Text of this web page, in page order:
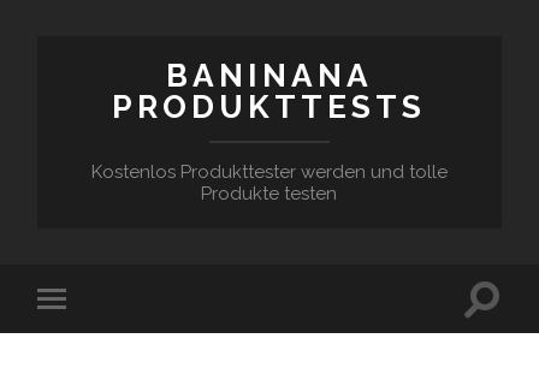
BANINANA
PRODUKTTESTS
Kostenlos Produkttester werden und tolle
Produkte testen